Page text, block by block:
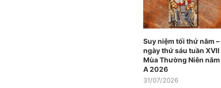
Suy niệm tối thứ năm –
ngày thứ sáu tuần XVII
Mùa Thường Niên năm
A 2026
31/07/2026